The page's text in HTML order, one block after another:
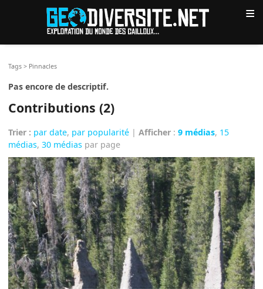
≡
Tags > Pinnacles
Pas encore de descriptif.
Contributions (2)
Trier : par date, par popularité |Afficher :9 médias, 15
médias,30 médias par page